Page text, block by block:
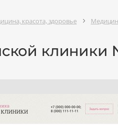
красота, здоровье
клиники